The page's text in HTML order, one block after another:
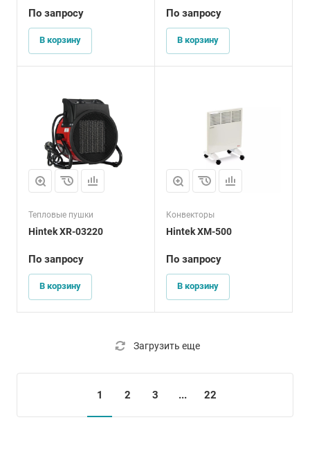
По запросу
В корзину
По запросу
В корзину
Тепловые пушки
Hintek XR-03220
По запросу
В корзину
Конвекторы
Hintek XM-500
По запросу
В корзину
Загрузить еще
1 2 3 ... 22